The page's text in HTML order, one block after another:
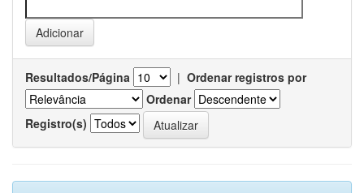
Resultados/Página | Ordenar registros por
Ordenar
Registro(s)